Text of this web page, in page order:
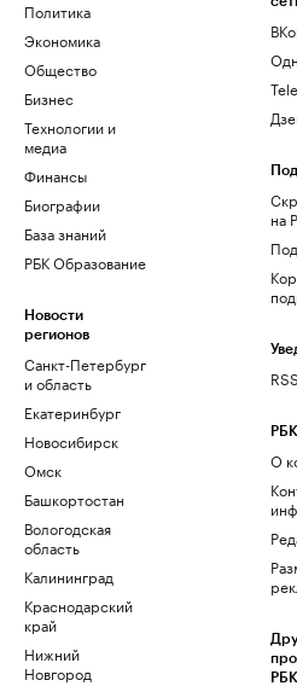
Политика
Экономика
Общество
Бизнес
Технологии и
медиа
Финансы
Биографии
База знаний
РБК Образование
Новости
регионов
Санкт-Петербург
и область
Екатеринбург
Новосибирск
Омск
Башкортостан
Вологодская
область
Калининград
Краснодарский
край
Нижний
Новгород
на
РБК
О
РБК